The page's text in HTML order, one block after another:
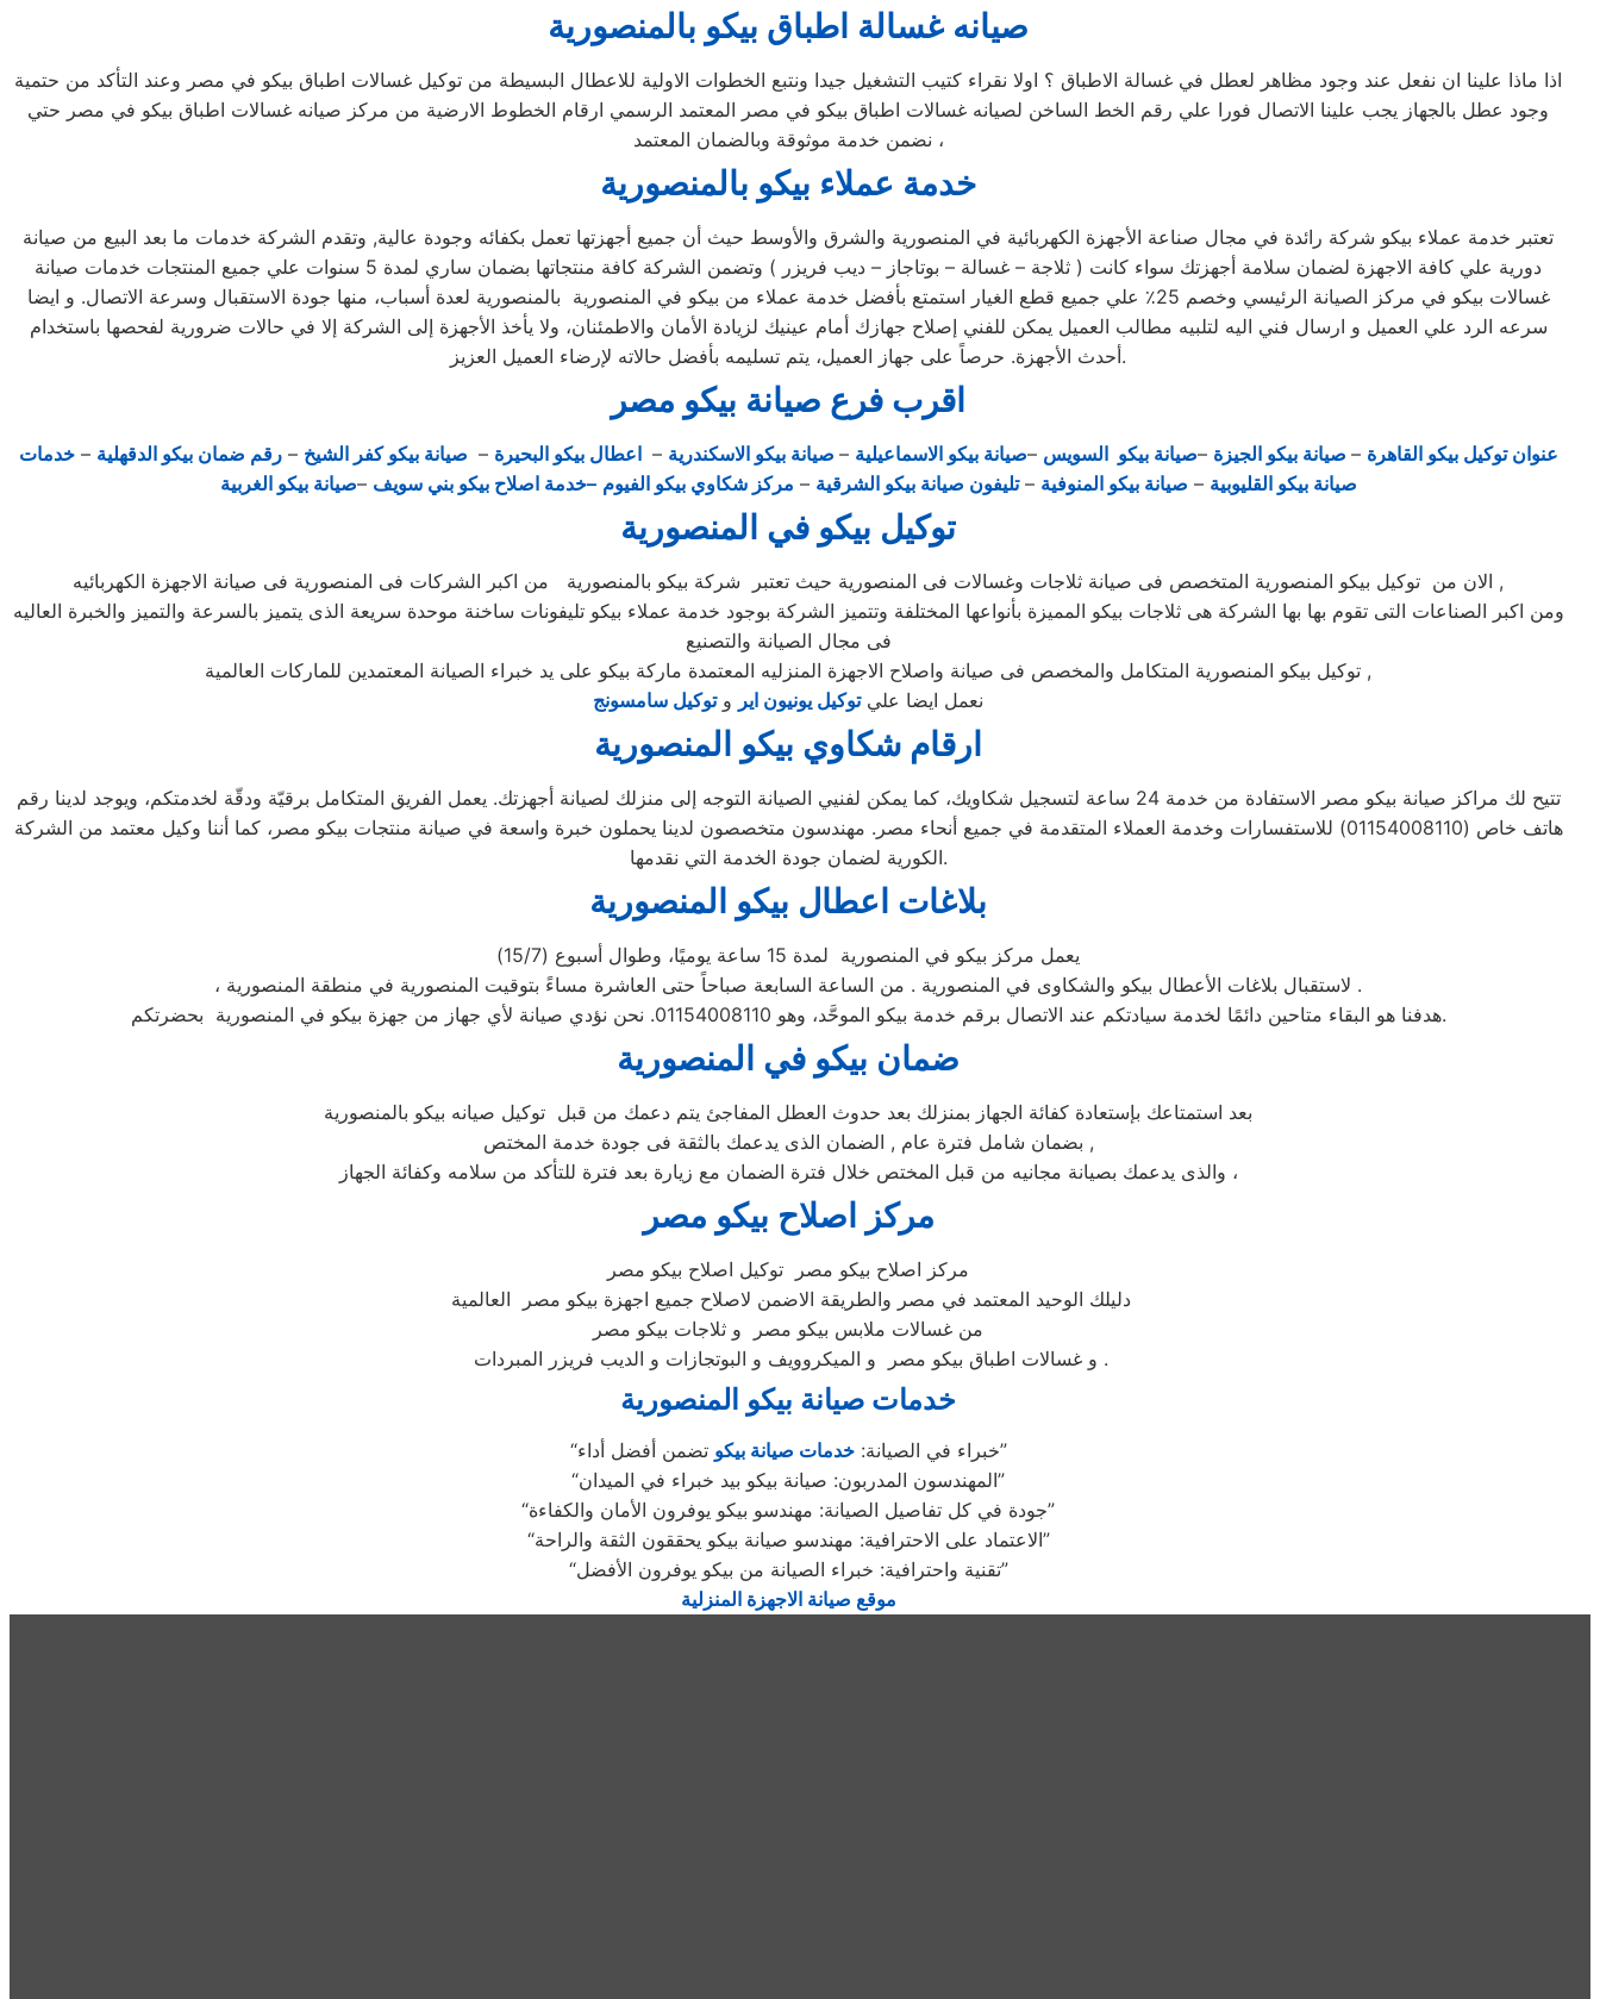
صيانه غسالة اطباق بيكو بالمنصورية
اذا ماذا علينا ان نفعل عند وجود مظاهر لعطل في غسالة الاطباق ؟ اولا نقراء كتيب التشغيل جيدا ونتبع الخطوات الاولية للاعطال البسيطة من توكيل غسالات اطباق بيكو في مصر وعند التأكد من حتمية
وجود عطل بالجهاز يجب علينا الاتصال فورا علي رقم الخط الساخن لصيانه غسالات اطباق بيكو في مصر المعتمد الرسمي ارقام الخطوط الارضية من مركز صيانه غسالات اطباق بيكو في مصر حتي
نضمن خدمة موثوقة وبالضمان المعتمد ،
خدمة عملاء بيكو بالمنصورية
تعتبر خدمة عملاء بيكو شركة رائدة في مجال صناعة الأجهزة الكهربائية في المنصورية والشرق والأوسط حيث أن جميع أجهزتها تعمل بكفائه وجودة عالية, وتقدم الشركة خدمات ما بعد البيع من صيانة
دورية علي كافة الاجهزة لضمان سلامة أجهزتك سواء كانت ( ثلاجة – غسالة – بوتاجاز – ديب فريزر ) وتضمن الشركة كافة منتجاتها بضمان ساري لمدة 5 سنوات علي جميع المنتجات خدمات صيانة
غسالات بيكو في مركز الصيانة الرئيسي وخصم 25٪ علي جميع قطع الغيار استمتع بأفضل خدمة عملاء من بيكو في المنصورية بالمنصورية لعدة أسباب، منها جودة الاستقبال وسرعة الاتصال. و ايضا
سرعه الرد علي العميل و ارسال فني اليه لتلبيه مطالب العميل يمكن للفني إصلاح جهازك أمام عينيك لزيادة الأمان والاطمئنان، ولا يأخذ الأجهزة إلى الشركة إلا في حالات ضرورية لفحصها باستخدام
أحدث الأجهزة. حرصاً على جهاز العميل، يتم تسليمه بأفضل حالاته لإرضاء العميل العزيز.
اقرب فرع صيانة بيكو مصر
عنوان توكيل بيكو القاهرة – صيانة بيكو الجيزة –صيانة بيكو السويس –صيانة بيكو الاسماعيلية – صيانة بيكو الاسكندرية – اعطال بيكو البحيرة – صيانة بيكو كفر الشيخ –رقم ضمان بيكو الدقهلية –خدمات
صيانة بيكو القليوبية – صيانة بيكو المنوفية –تليفون صيانة بيكو الشرقية – مركز شكاوي بيكو الفيوم –خدمة اصلاح بيكو بني سويف –صيانة بيكو الغربية
توكيل بيكو في المنصورية
الان من توكيل بيكو المنصورية المتخصص فى صيانة ثلاجات وغسالات فى المنصورية حيث تعتبر شركة بيكو بالمنصورية من اكبر الشركات فى المنصورية فى صيانة الاجهزة الكهربائيه ,
ومن اكبر الصناعات التى تقوم بها بها الشركة هى ثلاجات بيكو المميزة بأنواعها المختلفة وتتميز الشركة بوجود خدمة عملاء بيكو تليفونات ساخنة موحدة سريعة الذى يتميز بالسرعة والتميز والخبرة العاليه
فى مجال الصيانة والتصنيع
توكيل بيكو المنصورية المتكامل والمخصص فى صيانة واصلاح الاجهزة المنزليه المعتمدة ماركة بيكو على يد خبراء الصيانة المعتمدين للماركات العالمية ,
نعمل ايضا عليتوكيل يونيون اير وتوكيل سامسونج
ارقام شكاوي بيكو المنصورية
تتيح لك مراكز صيانة بيكو مصر الاستفادة من خدمة 24 ساعة لتسجيل شكاويك، كما يمكن لفنيي الصيانة التوجه إلى منزلك لصيانة أجهزتك. يعمل الفريق المتكامل برقيّة ودقّة لخدمتكم، ويوجد لدينا رقم
هاتف خاص (01154008110) للاستفسارات وخدمة العملاء المتقدمة في جميع أنحاء مصر. مهندسون متخصصون لدينا يحملون خبرة واسعة في صيانة منتجات بيكو مصر، كما أننا وكيل معتمد من الشركة
الكورية لضمان جودة الخدمة التي نقدمها.
بلاغات اعطال بيكو المنصورية
يعمل مركز بيكو في المنصورية لمدة 15 ساعة يوميًا، وطوال أسبوع (15/7)
، لاستقبال بلاغات الأعطال بيكو والشكاوى في المنصورية . من الساعة السابعة صباحاً حتى العاشرة مساءً بتوقيت المنصورية في منطقة المنصورية .
هدفنا هو البقاء متاحين دائمًا لخدمة سيادتكم عند الاتصال برقم خدمة بيكو الموحَّد، وهو 01154008110. نحن نؤدي صيانة لأي جهاز من جهزة بيكو في المنصورية بحضرتكم.
ضمان بيكو في المنصورية
بعد استمتاعك بإستعادة كفائة الجهاز بمنزلك بعد حدوث العطل المفاجئ يتم دعمك من قبل توكيل صيانه بيكو بالمنصورية
بضمان شامل فترة عام , الضمان الذى يدعمك بالثقة فى جودة خدمة المختص ,
والذى يدعمك بصيانة مجانيه من قبل المختص خلال فترة الضمان مع زيارة بعد فترة للتأكد من سلامه وكفائة الجهاز ،
مركز اصلاح بيكو مصر
مركز اصلاح بيكو مصر توكيل اصلاح بيكو مصر
دليلك الوحيد المعتمد في مصر والطريقة الاضمن لاصلاح جميع اجهزة بيكو مصر العالمية
من غسالات ملابس بيكو مصر و ثلاجات بيكو مصر
و غسالات اطباق بيكو مصر و الميكروويف و البوتجازات و الديب فريزر المبردات .
خدمات صيانة بيكو المنصورية
“خبراء في الصيانة:خدمات صيانة بيكو
تضمن أفضل أداء”
“المهندسون المدربون: صيانة بيكو بيد خبراء في الميدان”
“جودة في كل تفاصيل الصيانة: مهندسو بيكو يوفرون الأمان والكفاءة”
“الاعتماد على الاحترافية: مهندسو صيانة بيكو يحققون الثقة والراحة”
“تقنية واحترافية: خبراء الصيانة من بيكو يوفرون الأفضل”
موقع صيانة الاجهزة المنزلية